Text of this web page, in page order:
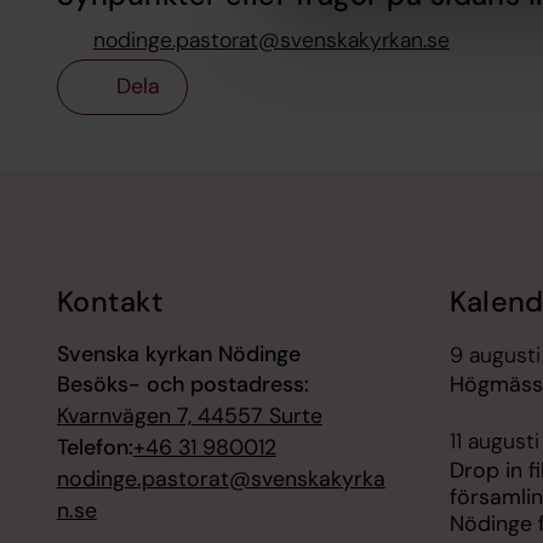
nodinge.pastorat@svenskakyrkan.se
Dela
Kontakt
Svenska kyrkan Nödinge
Besöks- och postadress:
Kvarnvägen 7, 44557 Surte
Telefon:+46 31 980012
nodinge.pastorat@svenskakyrka
n.se
9 augusti
11
Drop in
Nödinge